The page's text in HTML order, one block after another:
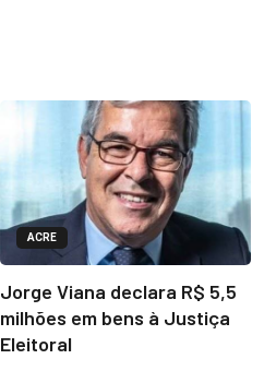
ACRE
Jorge Viana declara R$ 5,5
milhões em bens à Justiça
Eleitoral